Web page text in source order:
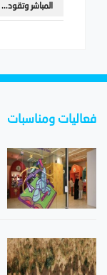
المباشر وتقود...
فعاليات ومناسبات